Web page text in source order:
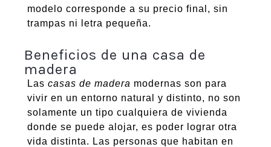
modelo corresponde a su precio final, sin
trampas ni letra pequeña.
Beneficios de una casa de
madera
Las casas de madera modernas son para
vivir en un entorno natural y distinto, no son
solamente un tipo cualquiera de vivienda
donde se puede alojar, es poder lograr otra
vida distinta. Las personas que habitan en